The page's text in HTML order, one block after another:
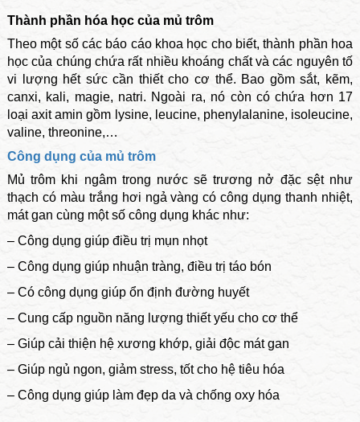
Thành phần hóa học của mủ trôm
Theo một số các báo cáo khoa học cho biết, thành phần hoa
học của chúng chứa rất nhiều khoáng chất và các nguyên tố
vi lượng hết sức cần thiết cho cơ thể. Bao gồm sắt, kẽm,
canxi, kali, magie, natri. Ngoài ra, nó còn có chứa hơn 17
loại axit amin gồm lysine, leucine, phenylalanine, isoleucine,
valine, threonine,…
Công dụng của mủ trôm
Mủ trôm khi ngâm trong nước sẽ trương nở đặc sệt như
thạch có màu trắng hơi ngả vàng có công dụng thanh nhiệt,
mát gan cùng một số công dụng khác như:
– Công dụng giúp điều trị mụn nhọt
– Công dụng giúp nhuận tràng, điều trị táo bón
– Có công dụng giúp ổn định đường huyết
– Cung cấp nguồn năng lượng thiết yếu cho cơ thể
– Giúp cải thiện hệ xương khớp, giải độc mát gan
– Giúp ngủ ngon, giảm stress, tốt cho hệ tiêu hóa
– Công dụng giúp làm đẹp da và chống oxy hóa